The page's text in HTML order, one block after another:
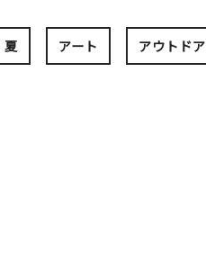
夏 アート アウトドア